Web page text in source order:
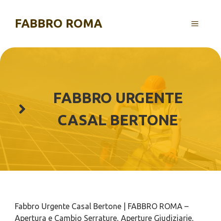
contenuto
FABBRO ROMA MENU
FABBRO URGENTE
CASAL BERTONE
Fabbro Urgente Casal Bertone | FABBRO ROMA –
Apertura e Cambio Serrature, Aperture Giudiziarie,